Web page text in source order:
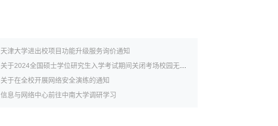
天津大学进出校项目功能升级服务询价通知
关于在全校开展网络安全演练的通知
信息与网络中心前往中南大学调研学习